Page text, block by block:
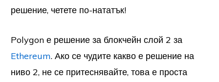
решение, четете по-нататък!
Polygon е решение за блокчейн слой 2 за
Ethereum. Ако се чудите какво е решение на
ниво 2, не се притеснявайте, това е проста